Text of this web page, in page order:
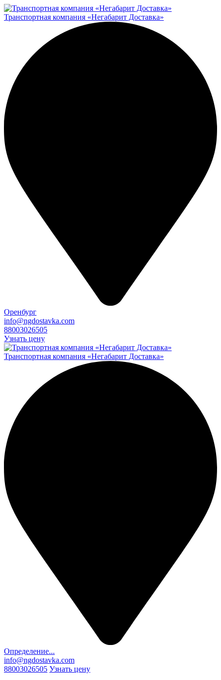
Транспортная компания «Негабарит Доставка»
Оренбург
info@ngdostavka.com
88003026505
Узнать цену
Транспортная компания «Негабарит Доставка»
Определение...
info@ngdostavka.com
88003026505 Узнать цену